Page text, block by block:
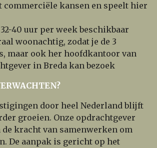
commerciële kansen en speelt hier
40 uur per week beschikbaar
woonachtig, zodat je de 3
maar ook her hoofdkantoor van
in Breda kan bezoek
door heel Nederland blijft
groeien. Onze opdrachtgever
kracht van samenwerken om
De aanpak is gericht op het